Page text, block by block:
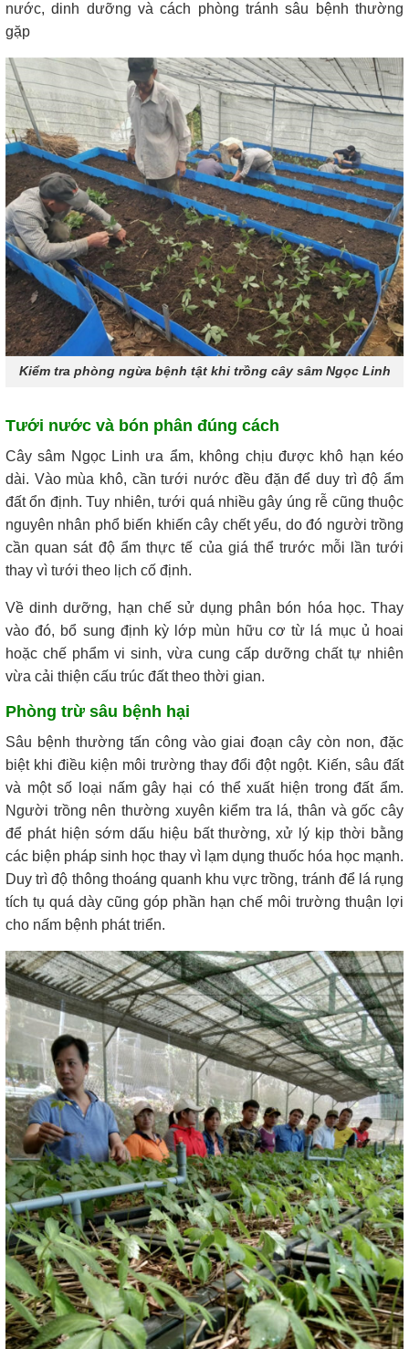
nước, dinh dưỡng và cách phòng tránh sâu bệnh thường
gặp
Kiểm tra phòng ngừa bệnh tật khi trồng cây sâm Ngọc Linh
Tưới nước và bón phân đúng cách
Cây sâm Ngọc Linh ưa ẩm, không chịu được khô hạn kéo
dài. Vào mùa khô, cần tưới nước đều đặn để duy trì độ ẩm
đất ổn định. Tuy nhiên, tưới quá nhiều gây úng rễ cũng thuộc
nguyên nhân phổ biến khiến cây chết yểu, do đó người trồng
cần quan sát độ ẩm thực tế của giá thể trước mỗi lần tưới
thay vì tưới theo lịch cố định.
Về dinh dưỡng, hạn chế sử dụng phân bón hóa học. Thay
vào đó, bổ sung định kỳ lớp mùn hữu cơ từ lá mục ủ hoai
hoặc chế phẩm vi sinh, vừa cung cấp dưỡng chất tự nhiên
vừa cải thiện cấu trúc đất theo thời gian.
Phòng trừ sâu bệnh hại
Sâu bệnh thường tấn công vào giai đoạn cây còn non, đặc
biệt khi điều kiện môi trường thay đổi đột ngột. Kiến, sâu đất
và một số loại nấm gây hại có thể xuất hiện trong đất ẩm.
Người trồng nên thường xuyên kiểm tra lá, thân và gốc cây
để phát hiện sớm dấu hiệu bất thường, xử lý kịp thời bằng
các biện pháp sinh học thay vì lạm dụng thuốc hóa học mạnh.
Duy trì độ thông thoáng quanh khu vực trồng, tránh để lá rụng
tích tụ quá dày cũng góp phần hạn chế môi trường thuận lợi
cho nấm bệnh phát triển.